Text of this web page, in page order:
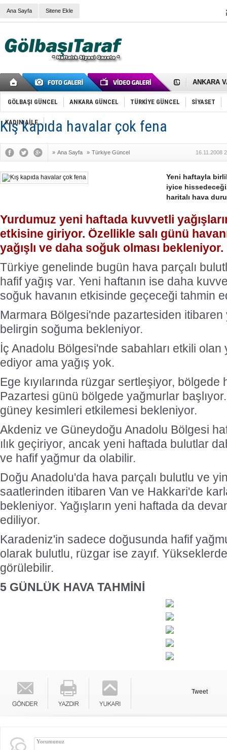
Ana Sayfa Sitene Ekle
Cemal
Samet
FAİZ
Mikail
Gölbaşı
İNCEK
GÖLBAŞI GÜNCEL ANKARA GÜNCEL TÜRKİYE GÜNCEL SİYASET
KADIN AİLE
Kış kapıda havalar çok fena
» Ana Sayfa » Türkiye Güncel 16.11.2008
Yeni haftayla
iyice
haritalı hava
Yurdumuz yeni haftada kuvvetli
etkisine giriyor. Özellikle salı günü
yağışlı ve daha soğuk olması bekleniyor.
Türkiye genelinde bugün hava parçalı
hafif yağış var. Yeni haftanın ise daha
soğuk havanın etkisinde geçeceği tahmin
Marmara Bölgesi'nde pazartesiden itibaren
belirgin soğuma bekleniyor.
İç Anadolu Bölgesi'nde sabahları etkili
ediyor ama yağış yok.
Ege kıyılarında rüzgar sertleşiyor, bölgede
Pazartesi günü bölgede yağmurlar
güney kesimleri etkilemesi bekleniyor.
Akdeniz ve Güneydoğu Anadolu Bölgesi
ılık geçiriyor, ancak yeni haftada bulutlar
ve hafif yağmur da olabilir.
Doğu Anadolu'da hava parçalı bulutlu ve
saatlerinden itibaren Van ve Hakkari'de
bekleniyor. Yağışların yeni haftada da
ediliyor.
Karadeniz'in sadece doğusunda hafif
olarak bulutlu, rüzgar ise zayıf.
görülebilir.
5 GÜNLÜK HAVA TAHMİNİ
Tweet